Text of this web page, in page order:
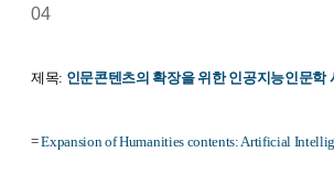
04
제목: 인문콘텐츠의 확장을 위한 인공지능인문학
=Expansion of Humanities contents: Artificial